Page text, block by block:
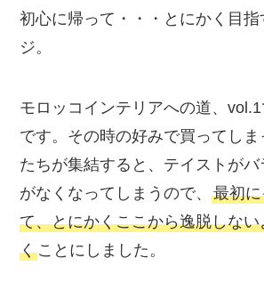
初心に帰って・・・とにかく目
ジ。
モロッコインテリアへの道、
です。その時の好みで買ってし
たちが集結すると、テイストが
がなくなってしまうので、最初
て、とにかくここから逸脱しな
くことにしました。